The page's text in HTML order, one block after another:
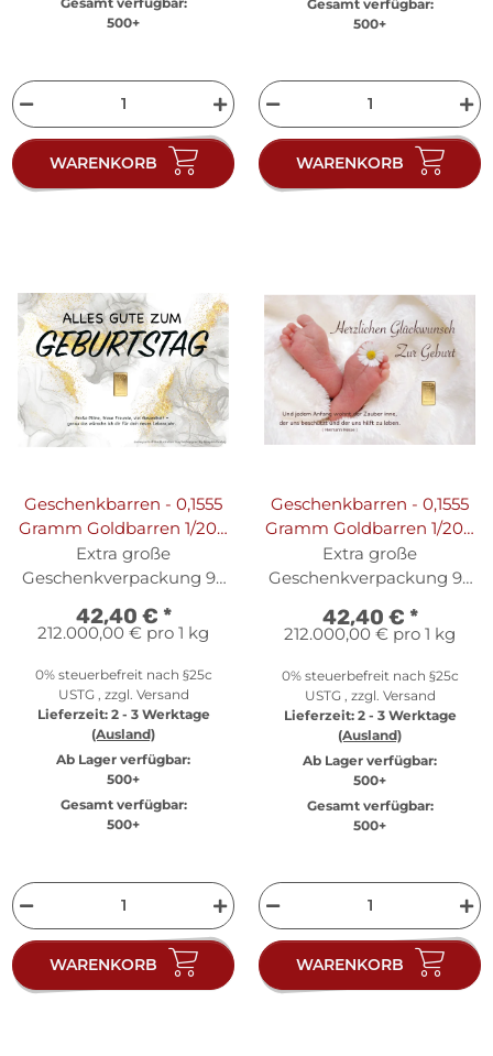
500+
WARENKORB
Gesamt verfügbar:
500+
WARENKORB
Geschenkbarren - 0,1555
Gramm Goldbarren 1/200
oz - Glitter
Extra große
Geschenkverpackung 95
42,40 € *
212.000,00 € pro 1 kg
0% steuerbefreit nach §25c
USTG , zzgl. Versand
Lieferzeit: 2 - 3 Werktage
(Ausland)
Ab Lager verfügbar:
500+
Gesamt verfügbar:
500+
WARENKORB
Geschenkbarren - 0,1555
Gramm Goldbarren 1/200
oz - Glückwunsch
Kamille
Extra große
Geschenkverpackung 95
42,40 € *
212.000,00 € pro 1 kg
0% steuerbefreit nach §25c
USTG , zzgl. Versand
Lieferzeit: 2 - 3 Werktage
(Ausland)
Ab Lager verfügbar:
500+
Gesamt verfügbar:
500+
WARENKORB